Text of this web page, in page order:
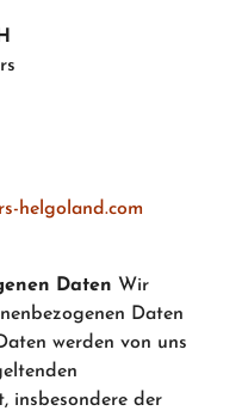
helgoland.com
Daten Wir
Daten
werden von uns
insbesondere der